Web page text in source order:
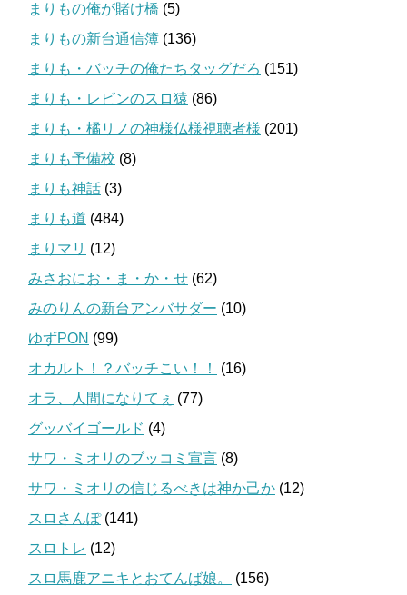
まりもの俺が賭け橋 (5)
まりもの新台通信簿 (136)
まりも・バッチの俺たちタッグだろ (151)
まりも・レビンのスロ猿 (86)
まりも・橘リノの神様仏様視聴者様 (201)
まりも予備校 (8)
まりも神話 (3)
まりも道 (484)
まりマリ (12)
みさおにお・ま・か・せ (62)
みのりんの新台アンバサダー (10)
ゆずPON (99)
オカルト！？バッチこい！！
(16)
オラ、人間になりてぇ (77)
グッバイゴールド (4)
サワ・ミオリのブッコミ宣言 (8)
サワ・ミオリの信じるべきは神か己か (12)
スロさんぽ(141)
スロトレ (12)
スロ馬鹿アニキとおてんば娘。
(156)